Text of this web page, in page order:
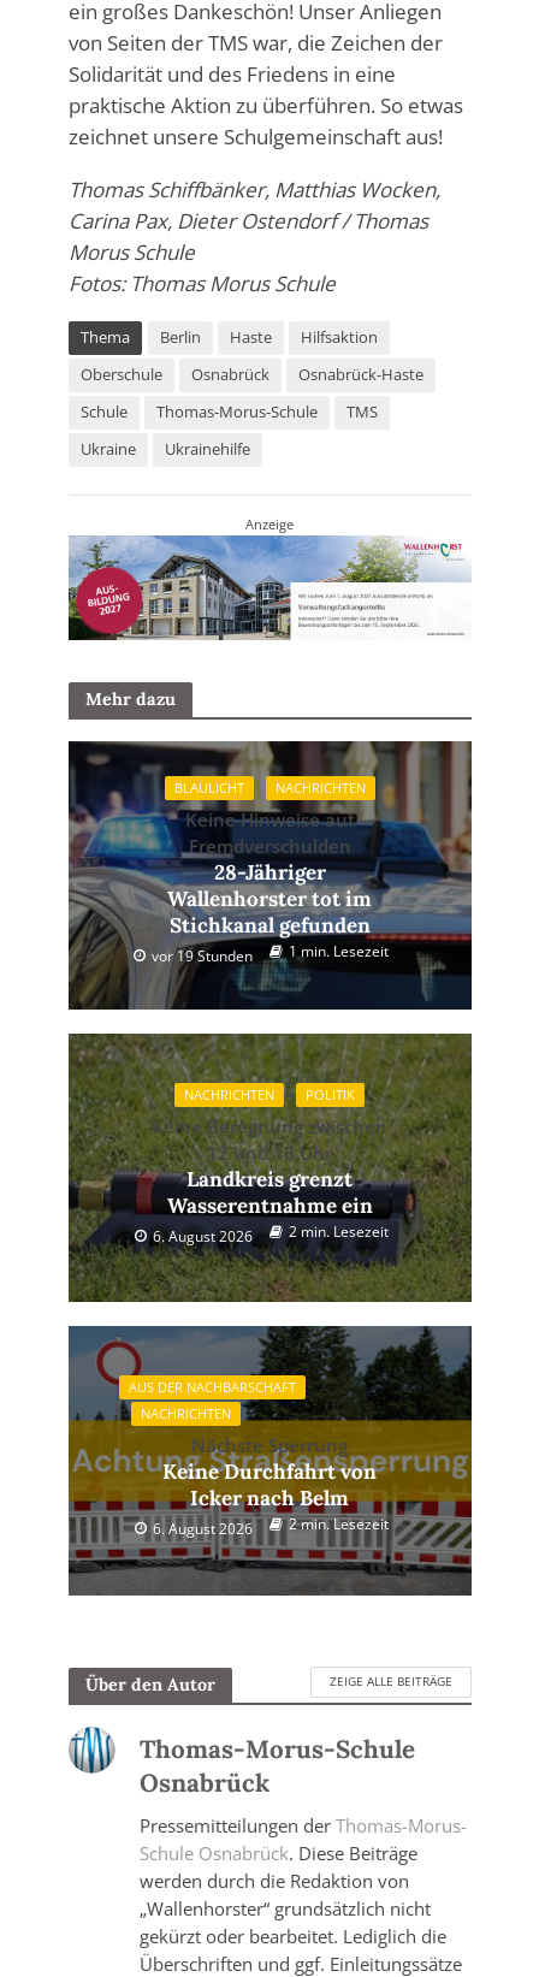
ein großes Dankeschön! Unser Anliegen
von Seiten der TMS war, die Zeichen der
Solidarität und des Friedens in eine
praktische Aktion zu überführen. So etwas
zeichnet unsere Schulgemeinschaft aus!
Thomas Schiffbänker, Matthias Wocken,
Carina Pax, Dieter Ostendorf / Thomas
Morus Schule
Fotos: Thomas Morus Schule
Thema Berlin Haste
Hilfsaktion
Oberschule
Osnabrück
Osnabrück-Haste
Schule
Thomas-Morus-Schule
TMS
Ukraine
Ukrainehilfe
Anzeige
Mehr dazu
BLAULICHT NACHRICHTEN
Keine Hinweise auf
Fremdverschulden
28-Jähriger
Wallenhorster tot im
Stichkanal gefunden
vor 19 Stunden 1 min. Lesezeit
NACHRICHTEN POLITIK
Keine Beregnung zwischen
12 und 18 Uhr
Landkreis grenzt
Wasserentnahme ein
6. August 2026 2 min. Lesezeit
AUS DER NACHBARSCHAFT
NACHRICHTEN
Nächste Sperrung
Keine Durchfahrt von
Icker nach Belm
6. August 2026 2 min. Lesezeit
Über den Autor ZEIGE ALLE BEITRÄGE
Thomas-Morus-Schule
Osnabrück
Pressemitteilungen der Thomas-Morus-
Schule Osnabrück. Diese Beiträge
werden durch die Redaktion von
„Wallenhorster“ grundsätzlich nicht
gekürzt oder bearbeitet. Lediglich die
Überschriften und ggf. Einleitungssätze